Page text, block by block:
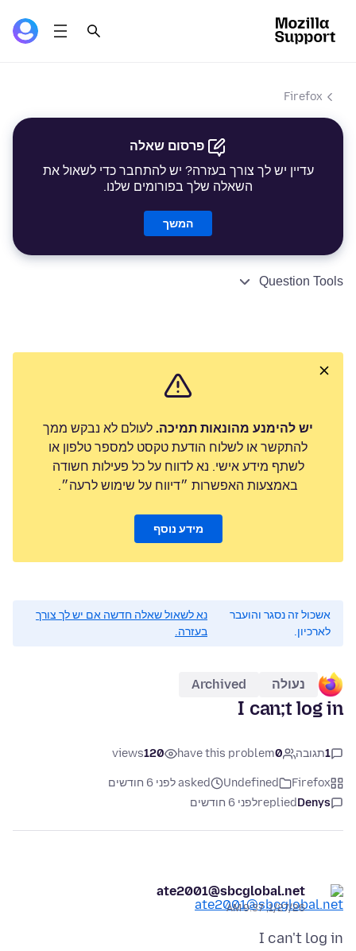
Firefox
פרסום שאלה
עדיין יש לך צורך בעזרה? יש להתחבר כדי לשאול את
השאלה שלך בפורומים שלנו.
המשך
Question Tools
יש להימנע מהונאות תמיכה. לעולם לא נבקש ממך
להתקשר או לשלוח הודעת טקסט למספר טלפון או
לשתף מידע אישי. נא לדווח על כל פעילות חשודה
באמצעות האפשרות ״דיווח על שימוש לרעה״.
מידע נוסף
אשכול זה נסגר והועבר
לארכיון.
נא לשאול שאלה חדשה אם יש לך צורך
בעזרה.
נעולה Archived
I can;t log in
1תגובה 0
have this problem
120
views
Firefox
Undefined
asked לפני 6 חודשים
Denys
repliedלפני 6 חודשים
ate2001@sbcglobal.net
1/27/26, 9:37 AM
I can't log in